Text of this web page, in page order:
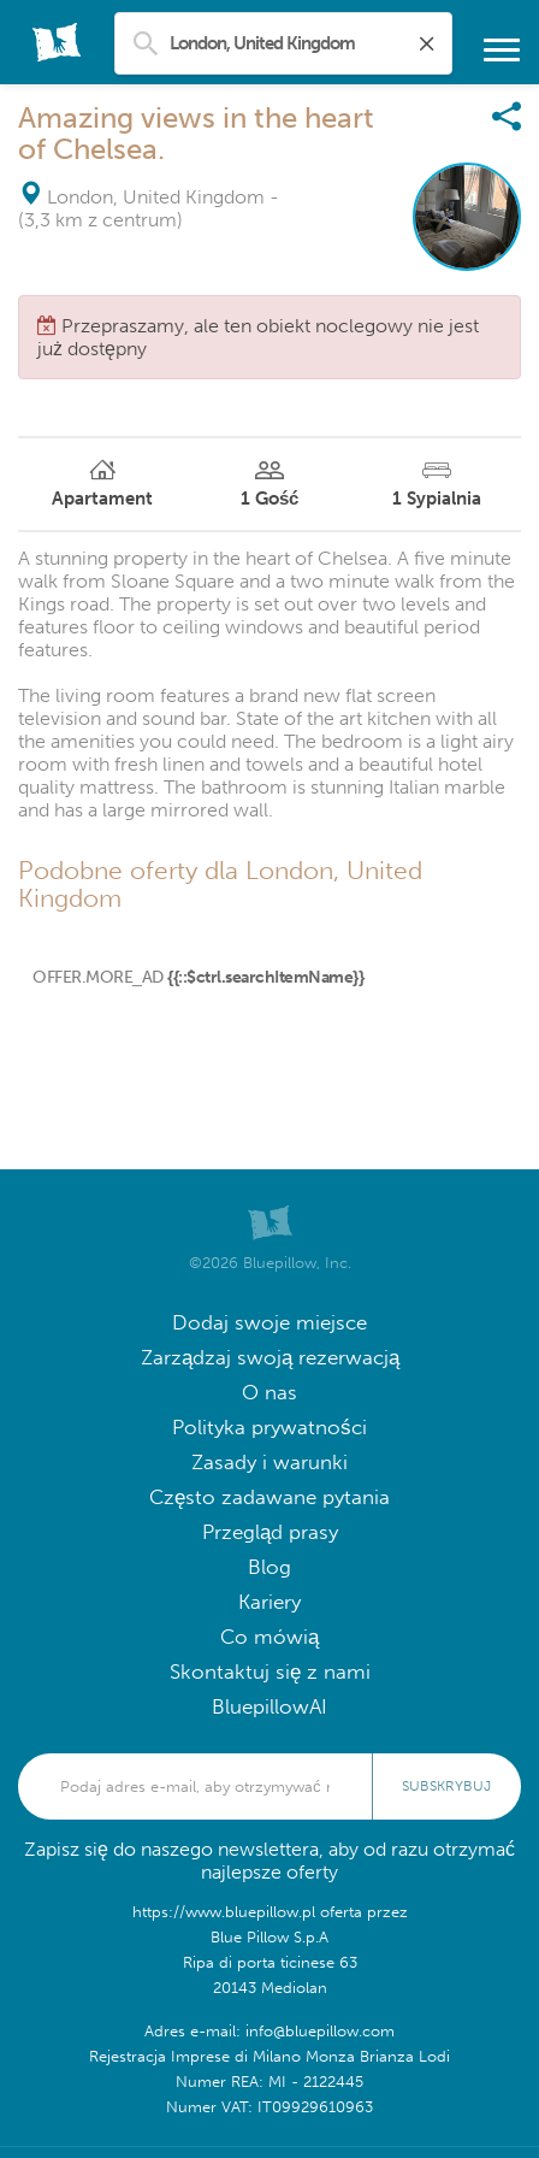
Amazing views in the heart
of Chelsea.
London, United Kingdom -
(3,3 km z centrum)
Przepraszamy, ale ten obiekt noclegowy nie jest
już dostępny
Apartament 1 Gość 1 Sypialnia
A stunning property in the heart of Chelsea. A five minute
walk from Sloane Square and a two minute walk from the
Kings road. The property is set out over two levels and
features floor to ceiling windows and beautiful period
features.
The living room features a brand new flat screen
television and sound bar. State of the art kitchen with all
the amenities you could need. The bedroom is a light airy
room with fresh linen and towels and a beautiful hotel
quality mattress. The bathroom is stunning Italian marble
and has a large mirrored wall.
Podobne oferty dla London, United
Kingdom
OFFER.MORE_AD {{::$ctrl.searchItemName}}
©2026 Bluepillow, Inc.
Dodaj swoje miejsce
Zarządzaj swoją rezerwacją
O nas
Polityka prywatności
Zasady i warunki
Często zadawane pytania
Przegląd prasy
Blog
Kariery
Co mówią
Skontaktuj się z nami
BluepillowAI
SUBSKRYBUJ
Zapisz się do naszego newslettera, aby od razu otrzymać
najlepsze oferty
https://www.bluepillow.pl oferta przez
Blue Pillow S.p.A
Ripa di porta ticinese 63
20143 Mediolan
Adres e-mail: info@bluepillow.com
Rejestracja Imprese di Milano Monza Brianza Lodi
Numer REA: MI - 2122445
Numer VAT: IT09929610963